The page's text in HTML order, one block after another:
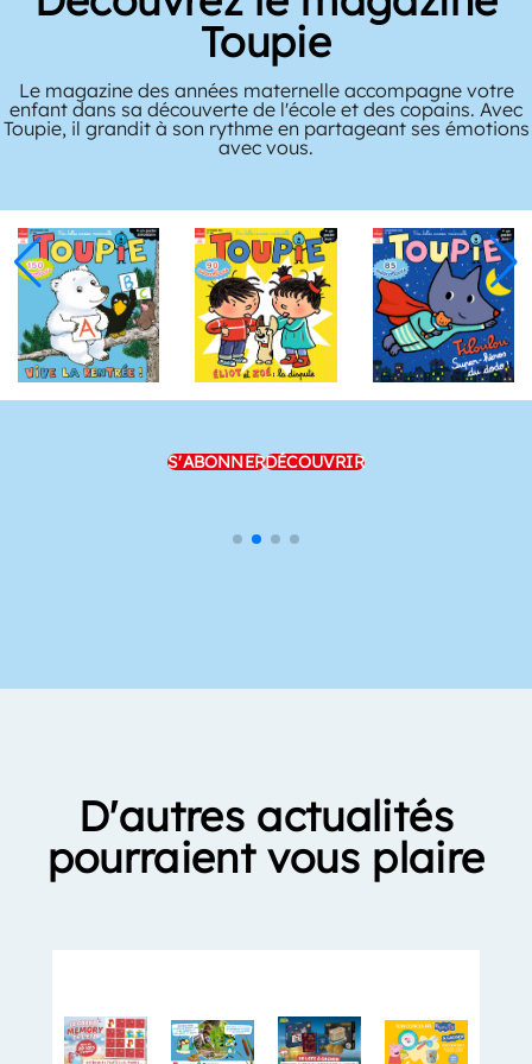
Toupie
Le magazine des années maternelle accompagne votre
enfant dans sa découverte de l'école et des copains. Avec
Toupie, il grandit à son rythme en partageant ses émotions
avec vous.
S'ABONNERDÉCOUVRIR
D'autres actualités
pourraient vous plaire